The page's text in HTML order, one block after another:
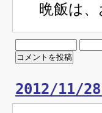
晩飯は、
2012/11/